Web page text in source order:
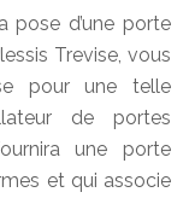
pose d’une porte
Trevise, vous
pour une telle
de portes
une porte
et qui associe